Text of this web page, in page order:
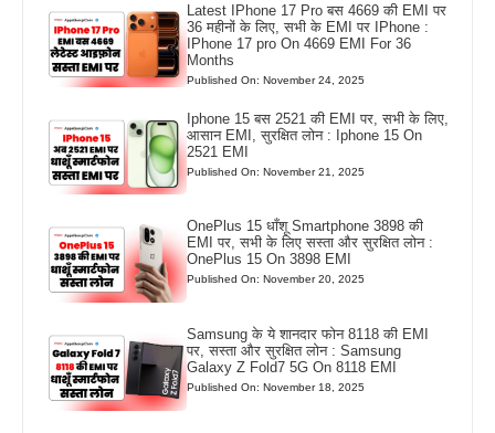
Latest IPhone 17 Pro बस 4669 की EMI पर
36 महीनों के लिए, सभी के EMI पर IPhone :
IPhone 17 pro On 4669 EMI For 36
Months
Published On: November 24, 2025
Iphone 15 बस 2521 की EMI पर, सभी के लिए,
आसान EMI, सुरक्षित लोन : Iphone 15 On
2521 EMI
Published On: November 21, 2025
OnePlus 15 धाँशू Smartphone 3898 की
EMI पर, सभी के लिए सस्ता और सुरक्षित लोन :
OnePlus 15 On 3898 EMI
Published On: November 20, 2025
Samsung के ये शानदार फोन 8118 की EMI
पर, सस्ता और सुरक्षित लोन : Samsung
Galaxy Z Fold7 5G On 8118 EMI
Published On: November 18, 2025